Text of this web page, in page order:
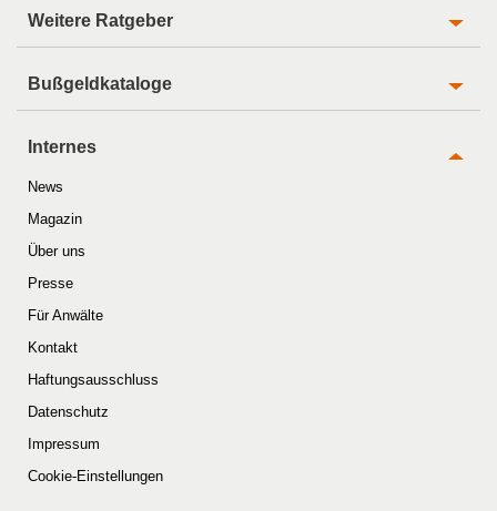
Weitere Ratgeber
Bußgeldkataloge
Internes
News
Magazin
Über uns
Presse
Für Anwälte
Kontakt
Haftungsausschluss
Datenschutz
Impressum
Cookie-Einstellungen